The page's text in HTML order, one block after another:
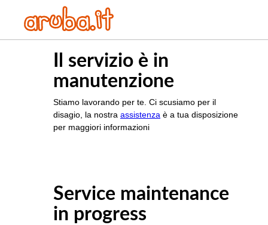
Il servizio è in
manutenzione
Stiamo lavorando per te. Ci scusiamo per il
disagio, la nostra assistenza è a tua disposizione
per maggiori informazioni
Service maintenance
in progress